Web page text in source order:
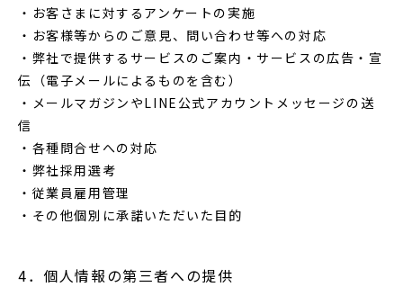
・お客さまに対するアンケートの実施
・お客様等からのご意見、問い合わせ等への対応
・弊社で提供するサービスのご案内・サービスの広告・宣
伝（電子メールによるものを含む）
・メールマガジンやLINE公式アカウントメッセージの送
信
・各種問合せへの対応
・弊社採用選考
・従業員雇用管理
・その他個別に承諾いただいた目的
4．個人情報の第三者への提供